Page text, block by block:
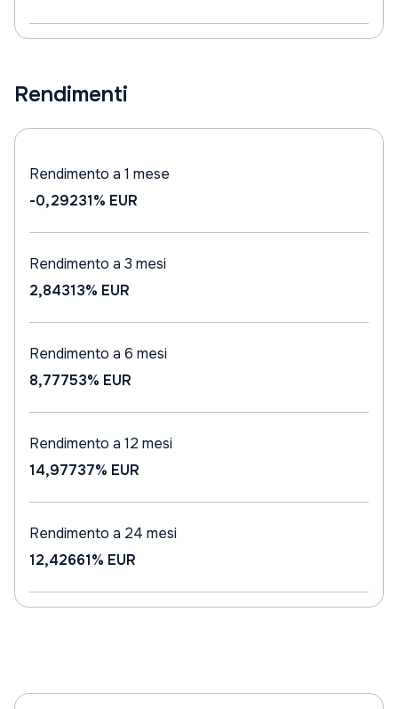
Rendimenti
Rendimento a 1 mese
-0,29231% EUR
Rendimento a 3 mesi
2,84313% EUR
Rendimento a 6 mesi
8,77753% EUR
Rendimento a 12 mesi
14,97737% EUR
Rendimento a 24 mesi
12,42661% EUR